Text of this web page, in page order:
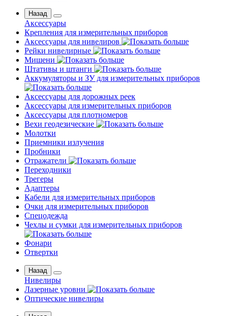
Назад
Аксессуары
Крепления для измерительных приборов
Аксессуары для нивелиров
Рейки нивелирные
Мишени
Штативы и штанги
Аккумуляторы и ЗУ для измерительных приборов
Аксессуары для дорожных реек
Аксессуары для измерительных приборов
Аксессуары для плотномеров
Вехи геодезические
Молотки
Приемники излучения
Пробники
Отражатели
Переходники
Трегеры
Адаптеры
Кабели для измерительных приборов
Очки для измерительных приборов
Спецодежда
Чехлы и сумки для измерительных приборов
Фонари
Отвертки
Назад
Нивелиры
Лазерные уровни
Оптические нивелиры